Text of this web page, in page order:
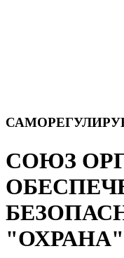
СОЮЗ
"ОХРАНА"